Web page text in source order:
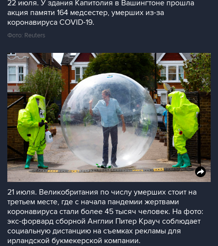
22 июля. У здания Капитолия в Вашингтоне прошла
акция памяти 164 медсестер, умерших из-за
коронавируса COVID-19.
Фото: Reuters
21 июля. Великобритания по числу умерших стоит на
третьем месте, где с начала пандемии жертвами
коронавируса стали более 45 тысяч человек. На фото:
экс-форвард сборной Англии Питер Крауч соблюдает
социальную дистанцию на съемках рекламы для
ирландской букмекерской компании.